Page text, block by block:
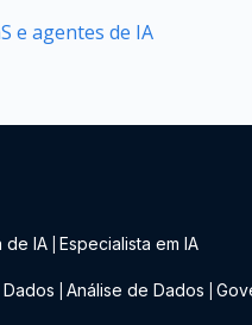
e agentes de IA
de IA Especialista em IA
Análise de Dados